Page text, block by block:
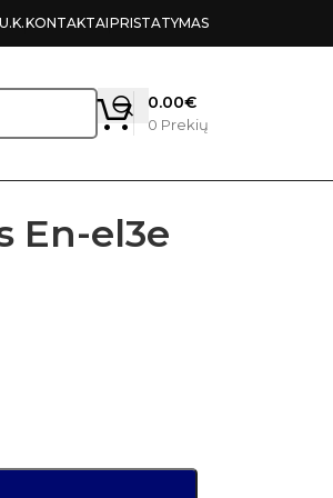
KONTAKTAIPRISTATYMAS
0 Prekių
0.00€
En-el3e